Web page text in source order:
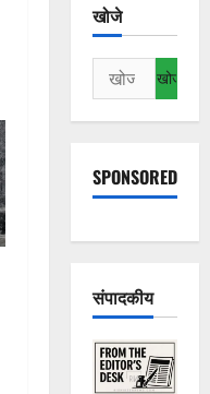
खोजे
निम्न
को
खोजें:
SPONSORED
संपादकीय